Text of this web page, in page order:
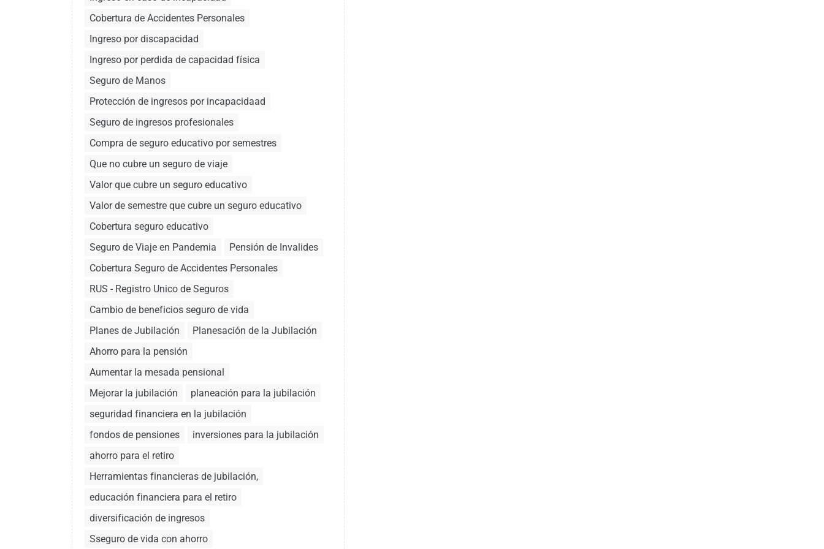
Cobertura de Accidentes Personales
Ingreso por discapacidad
Ingreso por perdida de capacidad física
Seguro de Manos
Protección de ingresos por incapacidaad
Seguro de ingresos profesionales
Compra de seguro educativo por semestres
Que no cubre un seguro de viaje
Valor que cubre un seguro educativo
Valor de semestre que cubre un seguro educativo
Cobertura seguro educativo
Seguro de Viaje en Pandemia
Pensión de Invalides
Cobertura Seguro de Accidentes Personales
RUS - Registro Unico de Seguros
Cambio de beneficios seguro de vida
Planes de Jubilación
Planesación de la Jubilación
Ahorro para la pensión
Aumentar la mesada pensional
Mejorar la jubilación
planeación para la jubilación
seguridad financiera en la jubilación
fondos de pensiones
inversiones para la jubilación
ahorro para el retiro
Herramientas financieras de jubilación,
educación financiera para el retiro
diversificación de ingresos
Sseguro de vida con ahorro